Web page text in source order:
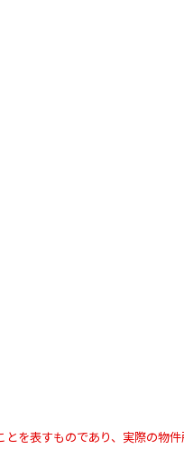
を表すものであり、実際の物件